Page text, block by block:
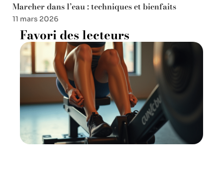
Marcher dans l’eau : techniques et bienfaits
11 mars 2026
Favori des lecteurs